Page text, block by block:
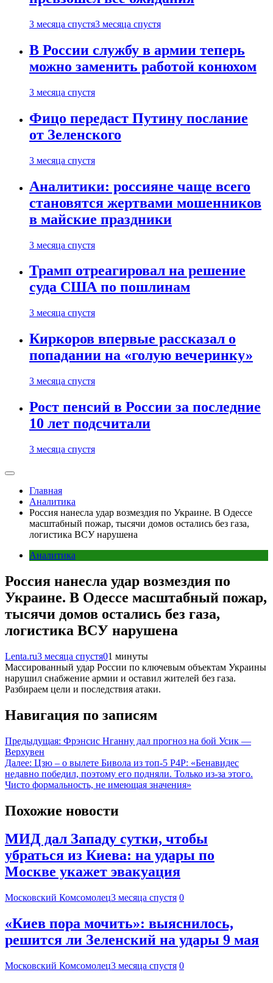
3 месяца спустя3 месяца спустя
В России службу в армии теперь
можно заменить работой конюхом
3 месяца спустя
Фицо передаст Путину послание
от Зеленского
3 месяца спустя
Аналитики: россияне чаще всего
становятся жертвами мошенников
в майские праздники
3 месяца спустя
Трамп отреагировал на решение
суда США по пошлинам
3 месяца спустя
Киркоров впервые рассказал о
попадании на «голую вечеринку»
3 месяца спустя
Рост пенсий в России за последние
10 лет подсчитали
3 месяца спустя
Главная
Аналитика
Россия нанесла удар возмездия по Украине. В Одессе
масштабный пожар, тысячи домов остались без газа,
логистика ВСУ нарушена
Аналитика
Россия нанесла удар возмездия по
Украине. В Одессе масштабный пожар,
тысячи домов остались без газа,
логистика ВСУ нарушена
Lenta.ru3 месяца спустя01 минуты
Массированный удар России по ключевым объектам Украины
нарушил снабжение армии и оставил жителей без газа.
Разбираем цели и последствия атаки.
Навигация по записям
Предыдущая: Фрэнсис Нганну дал прогноз на бой Усик —
Верхувен
Далее: Цзю – о вылете Бивола из топ-5 P4P: «Бенавидес
недавно победил, поэтому его подняли. Только из-за этого.
Чисто формальность, не имеющая значения»
Похожие новости
МИД дал Западу сутки, чтобы
убраться из Киева: на удары по
Москве укажет эвакуация
Московский Комсомолец3 месяца спустя 0
«Киев пора мочить»: выяснилось,
решится ли Зеленский на удары 9 мая
Московский Комсомолец3 месяца спустя 0